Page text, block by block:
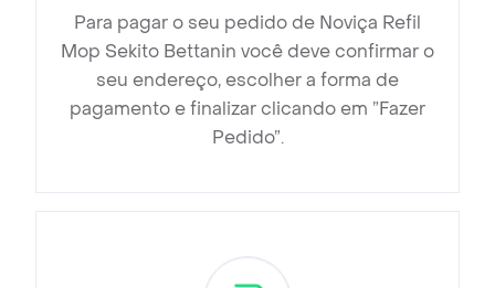
Para pagar o seu pedido de Noviça Refil
Mop Sekito Bettanin você deve confirmar o
seu endereço, escolher a forma de
pagamento e finalizar clicando em ”Fazer
Pedido”.